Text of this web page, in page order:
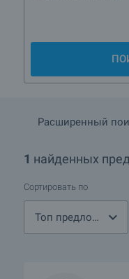
Расширенный
1 найденных
Сортировать по
Топ предложения